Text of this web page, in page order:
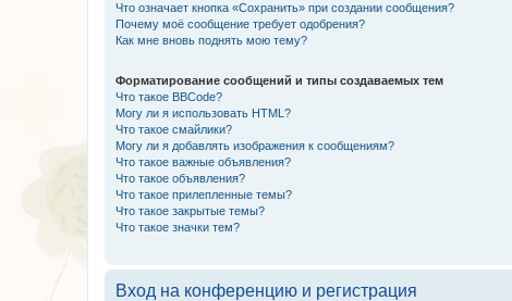
Что означает кнопка «Сохранить» при создании сообщения?
Почему моё сообщение требует одобрения?
Как мне вновь поднять мою тему?
Форматирование сообщений и типы создаваемых тем
Что такое BBCode?
Могу ли я использовать HTML?
Что такое смайлики?
Могу ли я добавлять изображения к сообщениям?
Что такое важные объявления?
Что такое объявления?
Что такое прилепленные темы?
Что такое закрытые темы?
Что такое значки тем?
Вход на конференцию и регистрация